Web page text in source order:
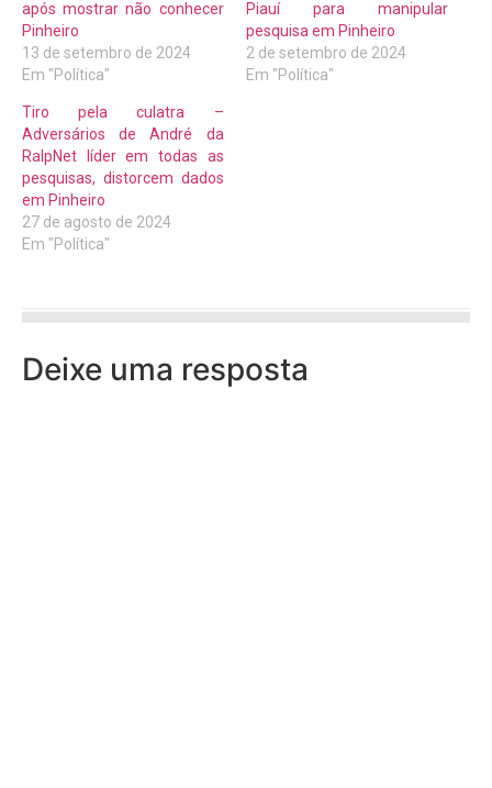
após mostrar não conhecer
Pinheiro
13 de setembro de 2024
Em "Política"
Piauí para manipular
pesquisa em Pinheiro
2 de setembro de 2024
Em "Política"
Tiro pela culatra –
Adversários de André da
RalpNet líder em todas as
pesquisas, distorcem dados
em Pinheiro
27 de agosto de 2024
Em "Política"
Deixe uma resposta